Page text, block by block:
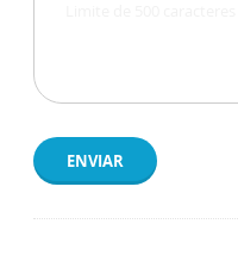
ENVIAR